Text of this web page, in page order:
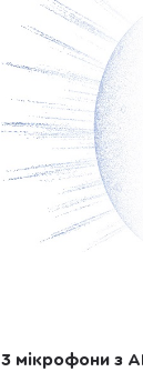
3 мікрофони з